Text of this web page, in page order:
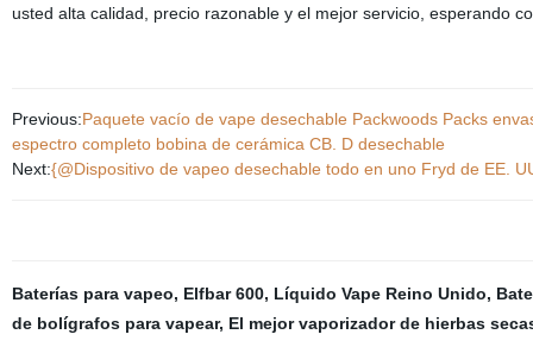
usted alta calidad, precio razonable y el mejor servicio, esperando
Previous:Paquete vacío de vape desechable Packwoods Packs
espectro completo bobina de cerámica CB. D desechable
Next:{@Dispositivo de vapeo desechable todo en uno Fryd de EE.
Baterías para vapeo, Elfbar 600, Líquido Vape Reino Unido,
de bolígrafos para vapear, El mejor vaporizador de hierbas